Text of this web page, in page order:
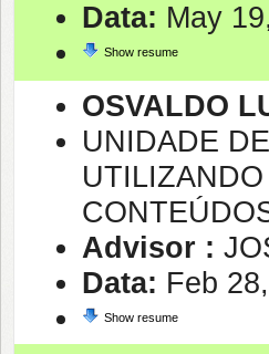
Data: May
Show resume
OSVALDO
UNIDADE
Advisor :
Data: Feb
Show resume